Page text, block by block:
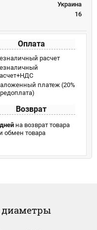
Украина
16
Оплата
расчет
платеж (20%
Возврат
на возврат товара
обмен товара
диаметры